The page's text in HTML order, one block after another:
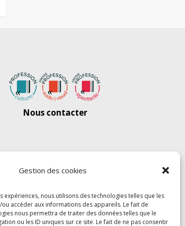
Gestion des cookies
expériences, nous utilisons des technologies telles que les
accéder aux informations des appareils. Le fait de
nous permettra de traiter des données telles que le
ou les ID uniques sur ce site. Le fait de ne pas consentir
Nous contacter